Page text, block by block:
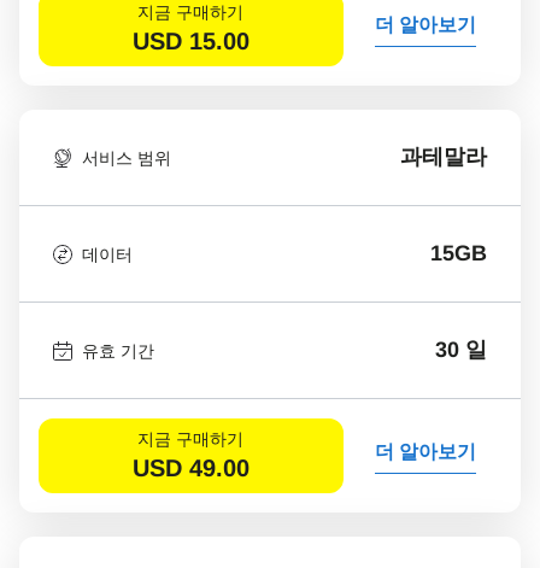
지금 구매하기
USD 15.00
더 알아보기
서비스 범위 과테말라
데이터 15GB
유효 기간 30 일
지금 구매하기
USD 49.00
더 알아보기